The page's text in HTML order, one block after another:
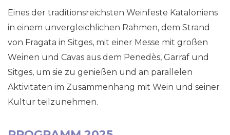
Eines der traditionsreichsten Weinfeste Kataloniens
in einem unvergleichlichen Rahmen, dem Strand
von Fragata in Sitges, mit einer Messe mit großen
Weinen und Cavas aus dem Penedès, Garraf und
Sitges, um sie zu genießen und an parallelen
Aktivitäten im Zusammenhang mit Wein und seiner
Kultur teilzunehmen.